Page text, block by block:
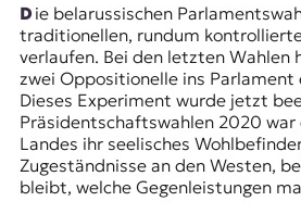
D
E
R
W
Die belarussischen Parlamentswahlen sind nach dem
traditionellen, rundum
verlaufen. Bei den letzten Wahlen
zwei Oppositionelle ins Parlament
Dieses Experiment wurde jetzt
Präsidentschaftswahlen 2020 war
Landes ihr seelisches
Zugeständnisse an den Westen,
bleibt, welche Gegenleistungen